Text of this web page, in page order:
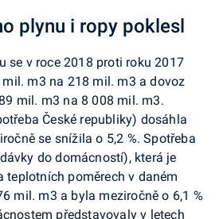
plynu i ropy poklesl
se v roce 2018 proti roku 2017
m3 na 218 mil. m3 a dovoz
mil. m3 na 8 008 mil. m3.
České republiky) dosáhla
se snížila o 5,2 %. Spotřeba
do domácností), která je
teplotních poměrech v daném
mil. m3 a byla meziročně o 6,1 %
představovaly v letech